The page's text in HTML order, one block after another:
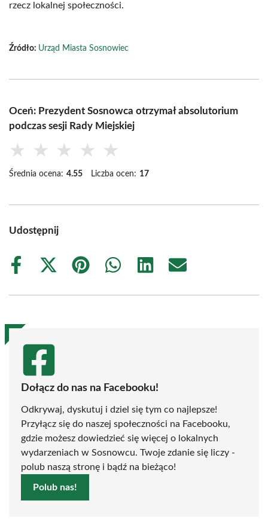
rzecz lokalnej społeczności.
Źródło: Urząd Miasta Sosnowiec
Oceń: Prezydent Sosnowca otrzymał absolutorium
podczas sesji Rady Miejskiej
★ ★ ★ ★ ★
Średnia ocena: 4.55 Liczba ocen: 17
Udostępnij
Share
Share
(Twitter)
Share
Share
Share
Share
Dołącz do nas na Facebooku!
Odkrywaj, dyskutuj i dziel się tym co najlepsze!
Przyłącz się do naszej społeczności na Facebooku,
gdzie możesz dowiedzieć się więcej o lokalnych
wydarzeniach w Sosnowcu. Twoje zdanie się liczy -
polub naszą stronę i bądź na bieżąco!
Polub nas!